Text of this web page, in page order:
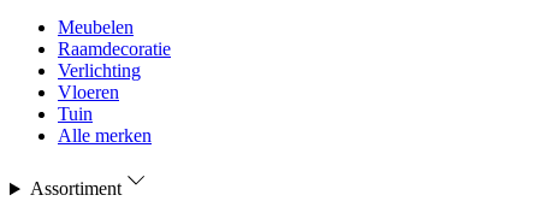
Meubelen
Raamdecoratie
Verlichting
Vloeren
Tuin
Alle merken
Assortiment